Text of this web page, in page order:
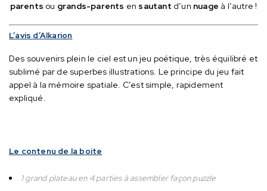
parents ou grands-parents en sautant d’un nuage à l’autre !
L’avis d’Alkarion
Des souvenirs plein le ciel est un jeu poétique, très équilibré et
sublimé par de superbes illustrations. Le principe du jeu fait
appel à la mémoire spatiale. C’est simple, rapidement
expliqué.
Le contenu de la boite
1 grand plateau en 4 parties à assembler façon puzzle